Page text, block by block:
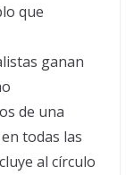
que
ganan
de una
todas las
al círculo